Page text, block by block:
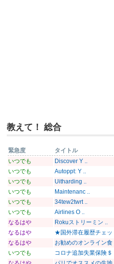
教えて！ 総合
緊急度 タイトル
いつでも
Discover Y ..
いつでも
Autoppt: Y ..
いつでも
Uitharding ..
いつでも
Maintenanc ..
いつでも
34tew2twrt ..
いつでも
Airlines O ..
なるはや
Rokuストリーミン ..
なるはや
★国外滞在履歴チェッ ..
なるはや
お勧めのオンライン食 ..
いつでも
コロナ追加失業保険＄ ..